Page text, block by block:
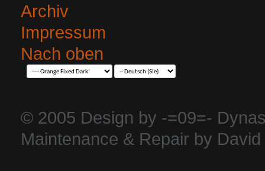
Archiv
Impressum
Nach oben
© 2005 Design by -=09=-
Maintenance & Repair by